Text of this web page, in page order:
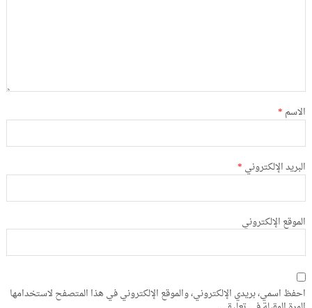
الاسم *
البريد الإلكتروني *
الموقع الإلكتروني
احفظ اسمي، بريدي الإلكتروني، والموقع الإلكتروني في هذا المتصفح لاستخدامها